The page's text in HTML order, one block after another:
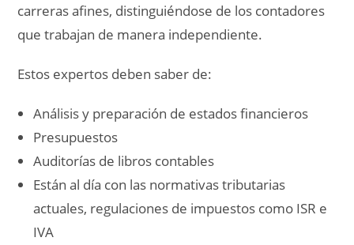
carreras afines, distinguiéndose de los contadores
que trabajan de manera independiente.
Estos expertos deben saber de:
Análisis y preparación de estados financieros
Presupuestos
Auditorías de libros contables
Están al día con las normativas tributarias
actuales, regulaciones de impuestos como ISR e
IVA